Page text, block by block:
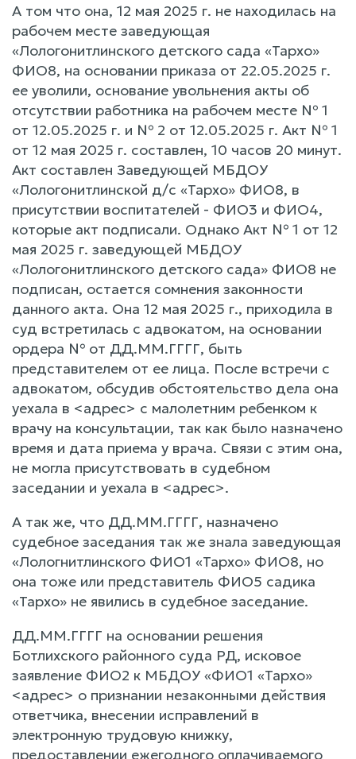
А том что она, 12 мая 2025 г. не находилась на
рабочем месте заведующая
«Лологонитлинского детского сада «Тархо»
ФИО8, на основании приказа от 22.05.2025 г.
ее уволили, основание увольнения акты об
отсутствии работника на рабочем месте № 1
от 12.05.2025 г. и № 2 от 12.05.2025 г. Акт № 1
от 12 мая 2025 г. составлен, 10 часов 20 минут.
Акт составлен Заведующей МБДОУ
«Лологонитлинской д/с «Тархо» ФИО8, в
присутствии воспитателей - ФИО3 и ФИО4,
которые акт подписали. Однако Акт № 1 от 12
мая 2025 г. заведующей МБДОУ
«Лологонитлинского детского сада» ФИО8 не
подписан, остается сомнения законности
данного акта. Она 12 мая 2025 г., приходила в
суд встретилась с адвокатом, на основании
ордера № от ДД.ММ.ГГГГ, быть
представителем от ее лица. После встречи с
адвокатом, обсудив обстоятельство дела она
уехала в <адрес> с малолетним ребенком к
врачу на консультации, так как было назначено
время и дата приема у врача. Связи с этим она,
не могла присутствовать в судебном
заседании и уехала в <адрес>.
А так же, что ДД.ММ.ГГГГ, назначено
судебное заседания так же знала заведующая
«Лологнитлинского ФИО1 «Тархо» ФИО8, но
она тоже или представитель ФИО5 садика
«Тархо» не явились в судебное заседание.
ДД.ММ.ГГГГ на основании решения
Ботлихского районного суда РД, исковое
заявление ФИО2 к МБДОУ «ФИО1 «Тархо»
<адрес> о признании незаконными действия
ответчика, внесении исправлений в
электронную трудовую книжку,
предоставлении ежегодного оплачиваемого